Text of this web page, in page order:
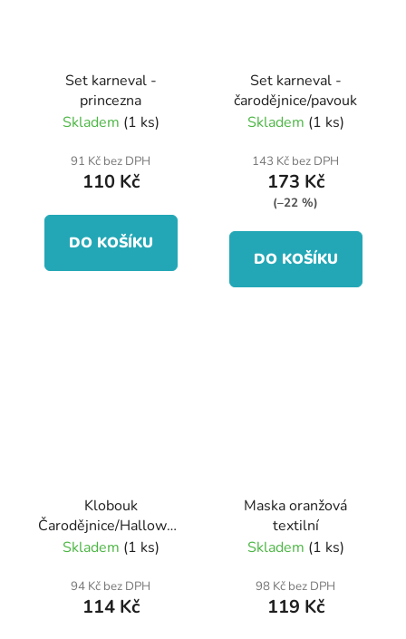
Set karneval -
princezna
Skladem (1 ks)
91 Kč bez DPH
110 Kč
DO KOŠÍKU
Set karneval -
čarodějnice/pavouk
Skladem (1 ks)
143 Kč bez DPH
173 Kč
(–22 %)
DO KOŠÍKU
Klobouk
Čarodějnice/Halloween
s okem pro dospělé
Skladem (1 ks)
94 Kč bez DPH
114 Kč
Maska oranžová
textilní
Skladem (1 ks)
98 Kč bez DPH
119 Kč